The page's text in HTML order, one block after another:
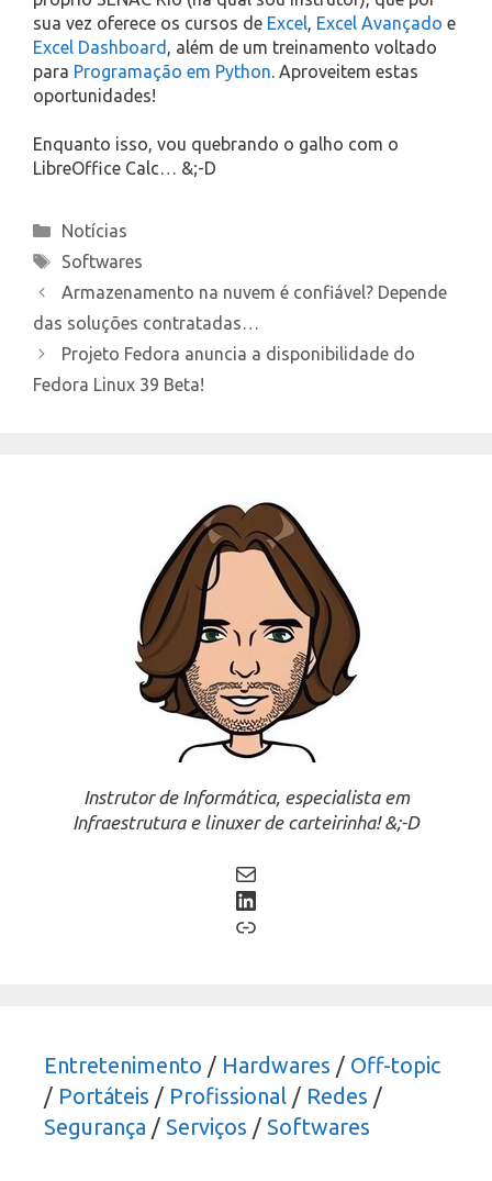
sua vez oferece os cursos de Excel, Excel Avançado e
Excel Dashboard , além de um treinamento voltado
para Programação em Python. Aproveitem estas
oportunidades!
Enquanto isso, vou quebrando o galho com o
LibreOffice Calc… &;-D
Categories
Notícias
Tags
Softwares
Armazenamento na nuvem é confiável? Depende
das soluções contratadas…
Projeto Fedora anuncia a disponibilidade do
Fedora Linux 39 Beta!
Instrutor de Informática, especialista em
Infraestrutura e linuxer de carteirinha! &;-D
Mail
LinkedIn
Link
Entretenimento / Hardwares / Off-topic
/ Portáteis / Profissional / Redes /
Segurança / Serviços / Softwares